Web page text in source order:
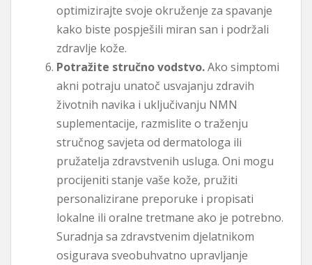
optimizirajte svoje okruženje za spavanje
kako biste pospješili miran san i podržali
zdravlje kože.
Potražite stručno vodstvo.Ako simptomi
akni potraju unatoč usvajanju zdravih
životnih navika i uključivanju NMN
suplementacije, razmislite o traženju
stručnog savjeta od dermatologa ili
pružatelja zdravstvenih usluga. Oni mogu
procijeniti stanje vaše kože, pružiti
personalizirane preporuke i propisati
lokalne ili oralne tretmane ako je potrebno.
Suradnja sa zdravstvenim djelatnikom
osigurava sveobuhvatno upravljanje